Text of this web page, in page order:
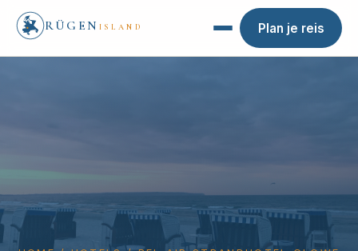
RÜGEN ISLAND Plan je reis